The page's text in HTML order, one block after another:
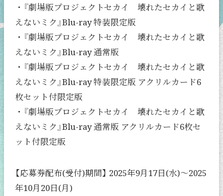
・『劇場版プロジェクトセカイ 壊れたセカイと歌
えないミク』Blu-ray 特装限定版
・『劇場版プロジェクトセカイ 壊れたセカイと歌
えないミク』Blu-ray 通常版
・『劇場版プロジェクトセカイ 壊れたセカイと歌
えないミク』Blu-ray 特装限定版 アクリルカード6
枚セット付限定版
・『劇場版プロジェクトセカイ 壊れたセカイと歌
えないミク』Blu-ray 通常版 アクリルカード6枚セ
ット付限定版
【応募券配布(受付)期間】 2025年9月17日(水)～2025
年10月20日(月)